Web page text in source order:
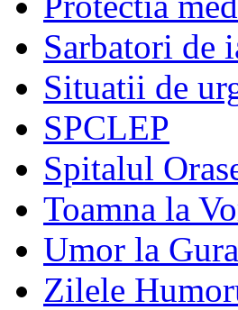
Sarbatori de
Situatii de
SPCLEP
Spitalul
Toamna la
Umor la
Zilele